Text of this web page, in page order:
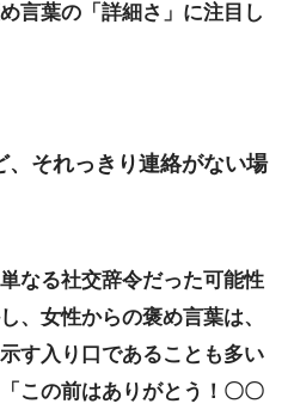
言葉の「詳細さ」に注目し
、それっきり連絡がない場
なる社交辞令だった可能性
、女性からの褒め言葉は、
す入り口であることも多い
この前はありがとう！〇〇